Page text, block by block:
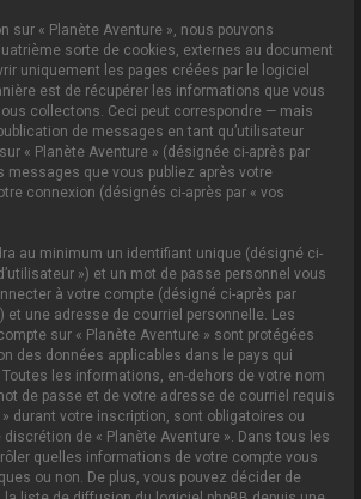
sur « Planète Aventure », nous pouvons
sorte de cookies, externes au document
uniquement les pages créées par le logiciel
est de récupérer les informations que vous
collectons. Ceci peut correspondre — mais
de messages en tant qu’utilisateur
« Planète Aventure » (désignée ci-après par
messages que vous publiez après votre
connexion (désignés ci-après par « vos
au minimum un identifiant unique (désigné ci-
») et un mot de passe personnel vous
à votre compte (désigné ci-après par
et une adresse de courriel personnelle. Les
sur « Planète Aventure » sont protégées
des données applicables dans le pays qui
Toutes les informations, en-dehors de votre nom
de passe et de votre adresse de courriel requis
» durant votre inscription, sont obligatoires ou
de « Planète Aventure ». Dans tous les
quelles informations de votre compte vous
ou non. De plus, vous pouvez décider de